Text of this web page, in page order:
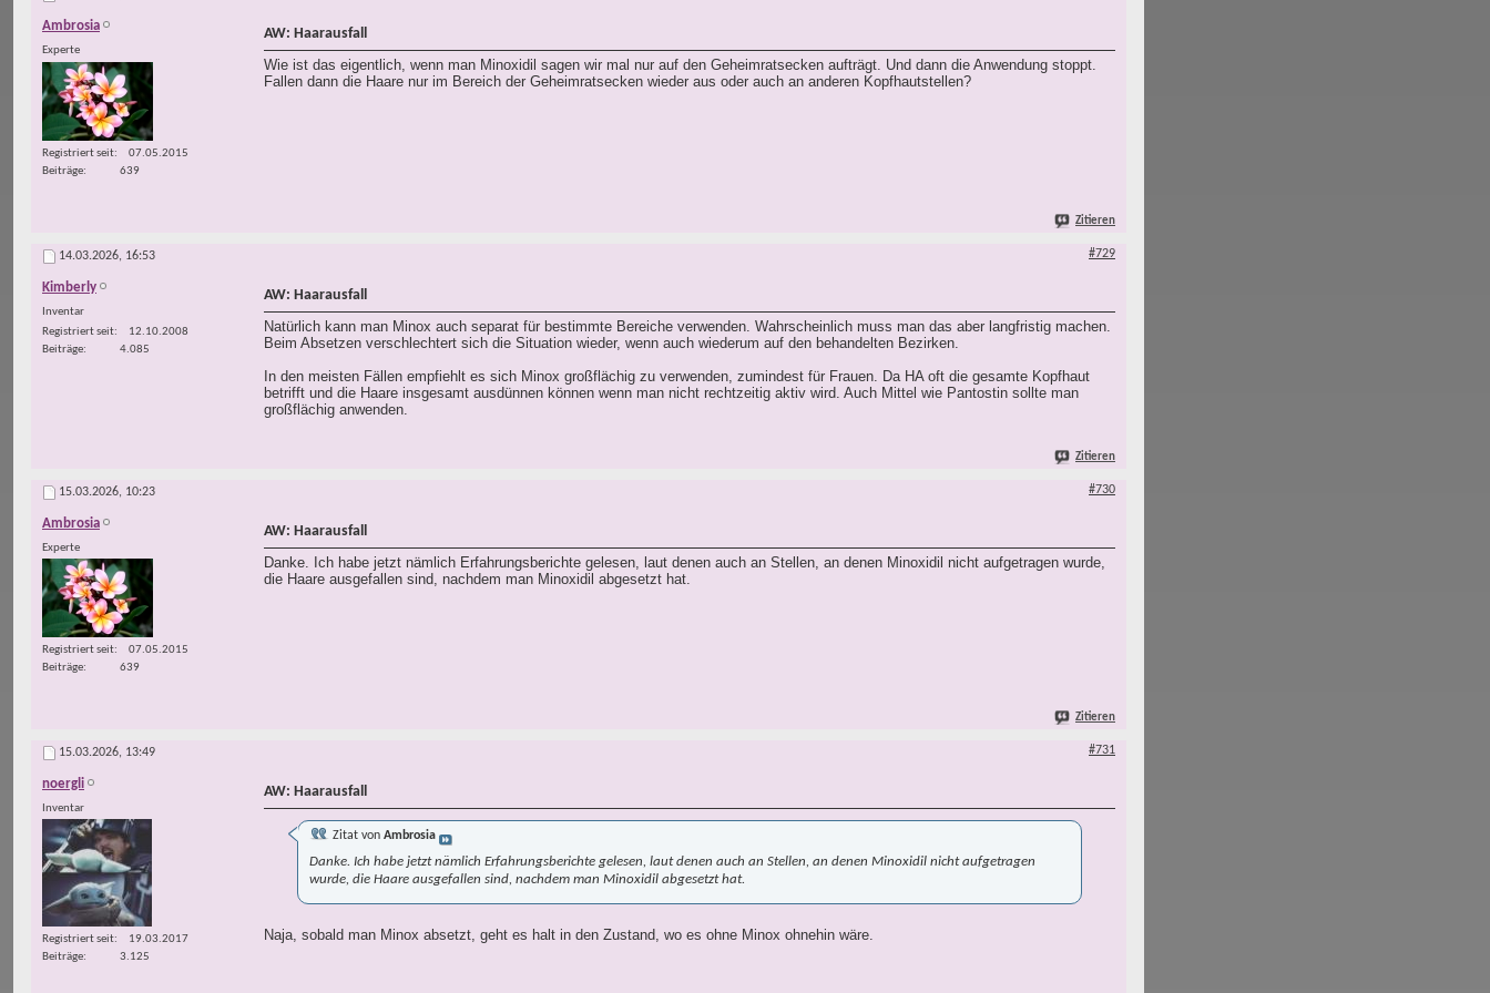
Ambrosia
Experte
Registriert seit
07.05.2015
Beiträge
639
AW: Haarausfall
Wie ist das eigentlich, wenn man Minoxidil sagen wir mal nur auf den Geheimratsecken aufträgt. Und dann die Anwendung stoppt.
Fallen dann die Haare nur im Bereich der Geheimratsecken wieder aus oder auch an anderen Kopfhautstellen?
Zitieren
14.03.2026, 16:53 #729
Kimberly
Inventar
Registriert seit
12.10.2008
Beiträge
4.085
AW: Haarausfall
Natürlich kann man Minox auch separat für bestimmte Bereiche verwenden. Wahrscheinlich muss man das aber langfristig machen.
Beim Absetzen verschlechtert sich die Situation wieder, wenn auch wiederum auf den behandelten Bezirken.
In den meisten Fällen empfiehlt es sich Minox großflächig zu verwenden, zumindest für Frauen. Da HA oft die gesamte Kopfhaut
betrifft und die Haare insgesamt ausdünnen können wenn man nicht rechtzeitig aktiv wird. Auch Mittel wie Pantostin sollte man
großflächig anwenden.
Zitieren
15.03.2026, 10:23 #730
Ambrosia
Experte
Registriert seit
07.05.2015
Beiträge
639
AW: Haarausfall
Danke. Ich habe jetzt nämlich Erfahrungsberichte gelesen, laut denen auch an Stellen, an denen Minoxidil nicht aufgetragen wurde,
die Haare ausgefallen sind, nachdem man Minoxidil abgesetzt hat.
Zitieren
15.03.2026, 13:49 #731
noergli
Inventar
Registriert seit
19.03.2017
Beiträge
3.125
AW: Haarausfall
Zitat von Ambrosia
Danke. Ich habe jetzt nämlich Erfahrungsberichte gelesen, laut denen auch an Stellen, an denen Minoxidil nicht aufgetragen
wurde, die Haare ausgefallen sind, nachdem man Minoxidil abgesetzt hat.
Naja, sobald man Minox absetzt, geht es halt in den Zustand, wo es ohne Minox ohnehin wäre.